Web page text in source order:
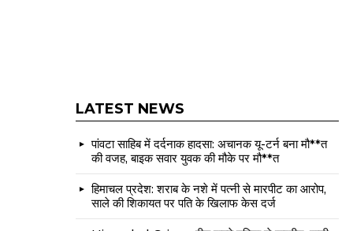
LATEST NEWS
पांवटा साहिब में दर्दनाक हादसा: अचानक यू-टर्न बना मौ**त
की वजह, बाइक सवार युवक की मौके पर मौ**त
हिमाचल प्रदेश: शराब के नशे में पत्नी से मारपीट का आरोप,
साले की शिकायत पर पति के खिलाफ केस दर्ज